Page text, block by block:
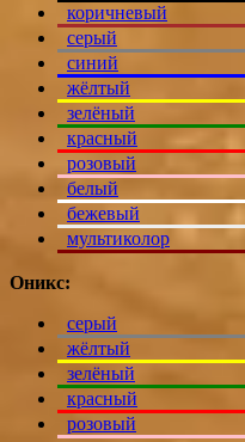
коричневый
серый
синий
жёлтый
зелёный
красный
розовый
белый
бежевый
мультиколор
Оникс:
серый
жёлтый
зелёный
красный
розовый